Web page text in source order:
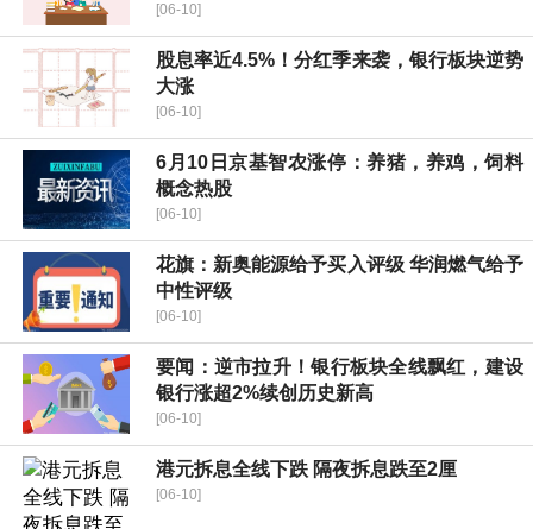
[06-10]
股息率近4.5%！分红季来袭，银行板块逆势
大涨
[06-10]
6月10日京基智农涨停：养猪，养鸡，饲料
概念热股
[06-10]
花旗：新奥能源给予买入评级 华润燃气给予
中性评级
[06-10]
要闻：逆市拉升！银行板块全线飘红，建设
银行涨超2%续创历史新高
[06-10]
港元拆息全线下跌 隔夜拆息跌至2厘
[06-10]